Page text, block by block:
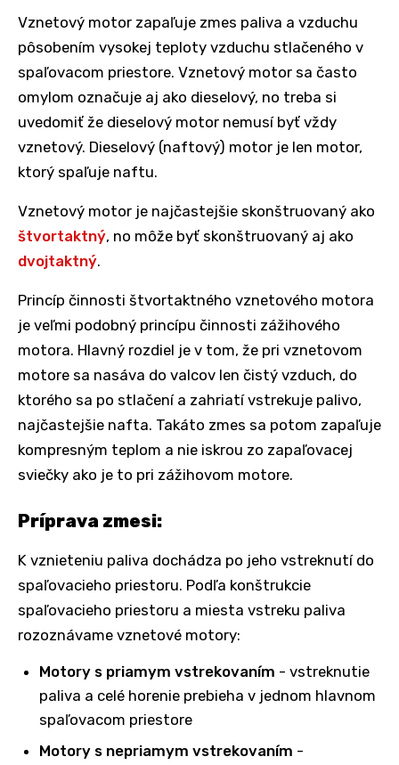
Vznetový motor zapaľuje zmes paliva a vzduchu
pôsobením vysokej teploty vzduchu stlačeného v
spaľovacom priestore. Vznetový motor sa často
omylom označuje aj ako dieselový, no treba si
uvedomiť že dieselový motor nemusí byť vždy
vznetový. Dieselový (naftový) motor je len motor,
ktorý spaľuje naftu.
Vznetový motor je najčastejšie skonštruovaný ako
štvortaktný, no môže byť skonštruovaný aj ako
dvojtaktný.
Princíp činnosti štvortaktného vznetového motora
je veľmi podobný princípu činnosti zážihového
motora. Hlavný rozdiel je v tom, že pri vznetovom
motore sa nasáva do valcov len čistý vzduch, do
ktorého sa po stlačení a zahriatí vstrekuje palivo,
najčastejšie nafta. Takáto zmes sa potom zapaľuje
kompresným teplom a nie iskrou zo zapaľovacej
sviečky ako je to pri zážihovom motore.
Príprava zmesi:
K vznieteniu paliva dochádza po jeho vstreknutí do
spaľovacieho priestoru. Podľa konštrukcie
spaľovacieho priestoru a miesta vstreku paliva
rozoznávame vznetové motory:
Motory s priamym vstrekovaním - vstreknutie
paliva a celé horenie prebieha v jednom hlavnom
spaľovacom priestore
Motory s nepriamym vstrekovaním -